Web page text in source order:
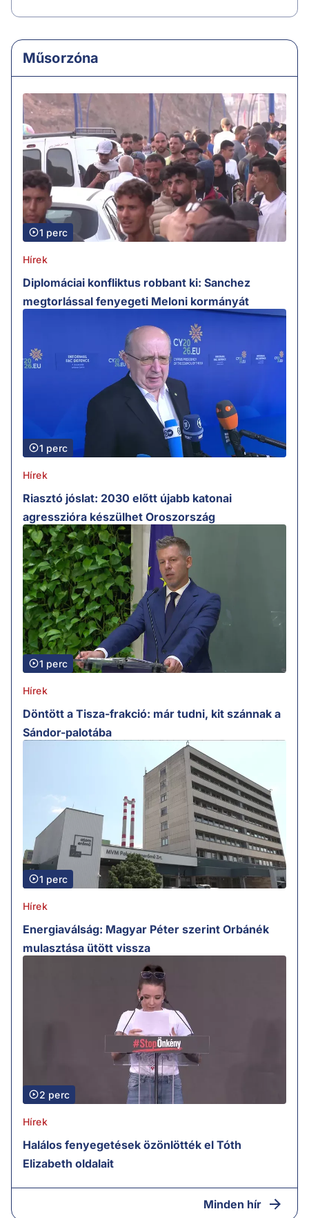
Műsorzóna
1 perc
Hírek
Diplomáciai konfliktus robbant ki: Sanchez
megtorlással fenyegeti Meloni kormányát
1 perc
Hírek
Riasztó jóslat: 2030 előtt újabb katonai
agresszióra készülhet Oroszország
1 perc
Hírek
Döntött a Tisza-frakció: már tudni, kit szánnak a
Sándor-palotába
1 perc
Hírek
Energiaválság: Magyar Péter szerint Orbánék
mulasztása ütött vissza
2 perc
Hírek
Halálos fenyegetések özönlötték el Tóth
Elizabeth oldalait
Minden hír